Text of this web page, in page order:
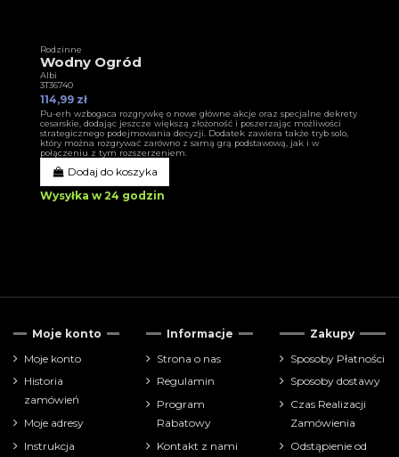
Rodzinne
Wodny Ogród
Albi
3T36740
114,99 zł
Pu-erh wzbogaca rozgrywkę o nowe główne akcje oraz specjalne dekrety
cesarskie, dodając jeszcze większą złożoność i poszerzając możliwości
strategicznego podejmowania decyzji. Dodatek zawiera także tryb solo,
który można rozgrywać zarówno z samą grą podstawową, jak i w
połączeniu z tym rozszerzeniem.
Dodaj do koszyka
Wysyłka w 24 godzin
Moje konto
Moje konto
Historia
zamówień
Moje adresy
Instrukcja
Informacje
Strona o nas
Regulamin
Program
Rabatowy
Kontakt z nami
Zakupy
Sposoby Płatności
Sposoby dostawy
Czas Realizacji
Zamówienia
Odstąpienie od